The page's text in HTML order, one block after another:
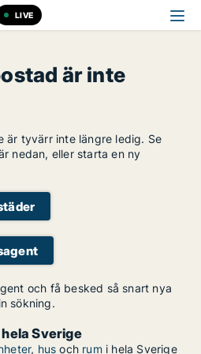
LIVE
är inte
är tyvärr inte längre ledig. Se
nedan, eller starta en ny
och få besked så snart nya
sökning.
Sverige
, hus och rum i hela Sverige